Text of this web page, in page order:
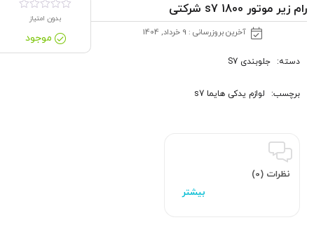
رام زیر موتور s7 1800 شرکتی
آخرین بروزرسانی : 9 خرداد, 1404
بدون امتیاز
موجود
دسته: جلوبندی S7
برچسب: لوازم یدکی هایما s7
نظرات (0)